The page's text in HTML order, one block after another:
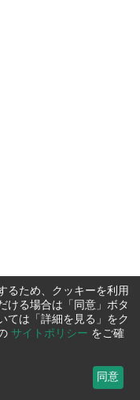
るため、クッキーを利用
ける場合は「同意」ボタ
ては「詳細を見る」をク
サイトポリシー をご確
同意